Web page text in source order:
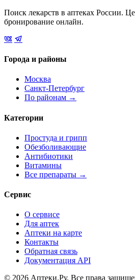
Поиск лекарств в аптеках России.
бронирование онлайн.
Города и районы
Москва
Санкт-Петербург
По районам →
Категории
Простуда и грипп
Обезболивающие
Антибиотики
Витамины
Все препараты →
Сервис
О сервисе
Для аптек
Аптеки на карте
Контакты
Обратная связь
Документация API
© 2026 Аптеки.Ру. Все права